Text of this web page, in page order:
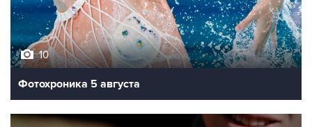
10
Фотохроника 5 августа